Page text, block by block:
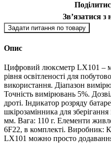
Зв’язатися з
Задати питання по товару
Опис
Цифровий люксметр LX101 –
рівня освітленості для
використання. Діапазон
Точність вимірювань 5%.
дроті. Індикатор розряду
шкірозамінника для
мм. Вага: 110 г. Елементи
6F22, в комплекті. Виробник:
LX101 можно просто